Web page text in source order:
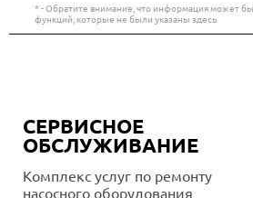
* - Обратите внимание, что информация может
функций, которые не были указаны здесь
СЕРВИСНОЕ
ОБСЛУЖИВАНИЕ
Комплекс услуг по ремонту
насосного оборудования